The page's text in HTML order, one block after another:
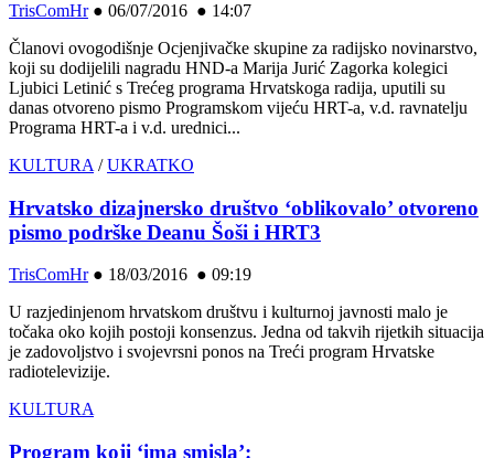
TrisComHr● 06/07/2016 ● 14:07
Članovi ovogodišnje Ocjenjivačke skupine za radijsko novinarstvo,
koji su dodijelili nagradu HND-a Marija Jurić Zagorka kolegici
Ljubici Letinić s Trećeg programa Hrvatskoga radija, uputili su
danas otvoreno pismo Programskom vijeću HRT-a, v.d. ravnatelju
Programa HRT-a i v.d. urednici...
KULTURA /UKRATKO
Hrvatsko dizajnersko društvo ‘oblikovalo’ otvoreno
pismo podrške Deanu Šoši i HRT3
TrisComHr● 18/03/2016 ● 09:19
U razjedinjenom hrvatskom društvu i kulturnoj javnosti malo je
točaka oko kojih postoji konsenzus. Jedna od takvih rijetkih situacija
je zadovoljstvo i svojevrsni ponos na Treći program Hrvatske
radiotelevizije.
KULTURA
Program koji ‘ima smisla’: